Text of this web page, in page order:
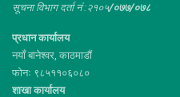
सूचना विभाग दर्ता नं :२१०५/०७७/०७८
प्रधान कार्यालय
नयाँ बानेश्वर, काठमाडौं
फोनः ९८५११०६०८०
शाखा कार्यालय